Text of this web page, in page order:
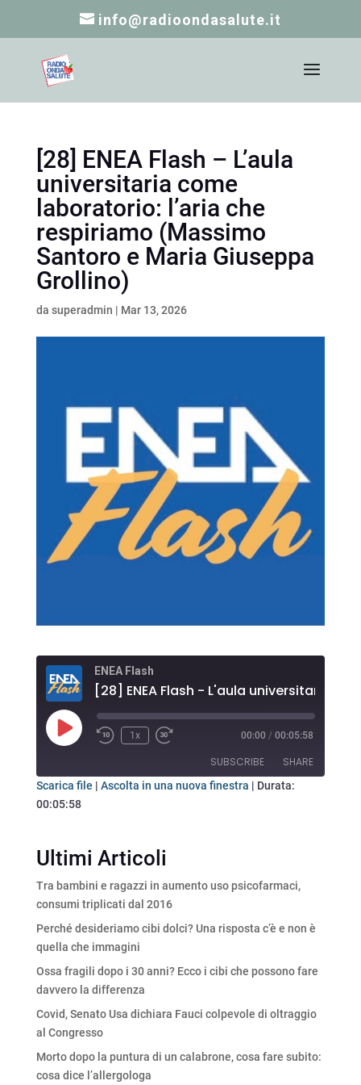
info@radioondasalute.it
[28] ENEA Flash – L’aula
universitaria come
laboratorio: l’aria che
respiriamo (Massimo
Santoro e Maria Giuseppa
Grollino)
da superadmin | Mar 13, 2026
ENEA Flash
Play
Episode
Rewind
1x
Fast
seconds
00:00 / 00:05:58
SUBSCRIBE SHARE
SHARE
Scarica file | Ascolta in una nuova finestra | Durata:
00:05:58
Ultimi Articoli
Tra bambini e ragazzi in aumento uso psicofarmaci,
consumi triplicati dal 2016
Perché desideriamo cibi dolci? Una risposta c’è e non è
quella che immagini
Ossa fragili dopo i 30 anni? Ecco i cibi che possono fare
davvero la differenza
Covid, Senato Usa dichiara Fauci colpevole di oltraggio
al Congresso
Morto dopo la puntura di un calabrone, cosa fare subito:
cosa dice l’allergologa